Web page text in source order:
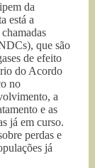
da
está a
que são
de efeito
do Acordo
no
a
e as
já em curso.
perdas e
já